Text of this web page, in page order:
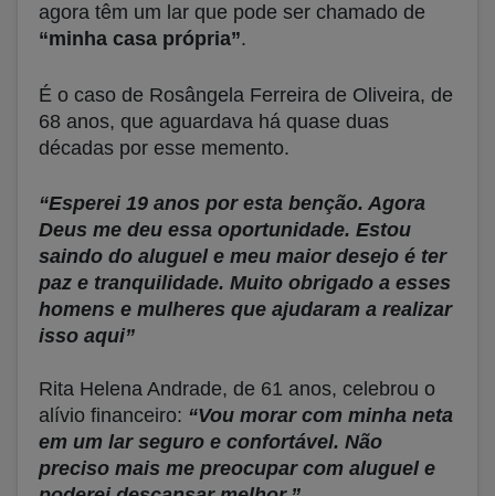
agora têm um lar que pode ser chamado de
“minha casa própria”.
É o caso de Rosângela Ferreira de Oliveira, de
68 anos, que aguardava há quase duas
décadas por esse memento.
“Esperei 19 anos por esta benção. Agora
Deus me deu essa oportunidade. Estou
saindo do aluguel e meu maior desejo é ter
paz e tranquilidade. Muito obrigado a esses
homens e mulheres que ajudaram a realizar
isso aqui”
Rita Helena Andrade, de 61 anos, celebrou o
alívio financeiro: “Vou morar com minha neta
em um lar seguro e confortável. Não
preciso mais me preocupar com aluguel e